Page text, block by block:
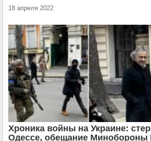
18 апреля 2022
Хроника войны на Украине:
Одессе, обещание Минобороны